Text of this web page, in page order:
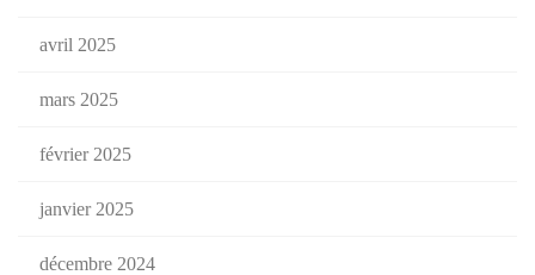
avril 2025
mars 2025
février 2025
janvier 2025
décembre 2024